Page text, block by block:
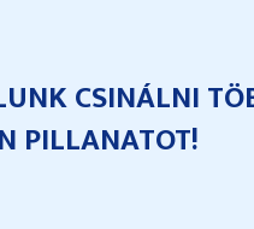
CSINÁLNI
PILLANATOT!